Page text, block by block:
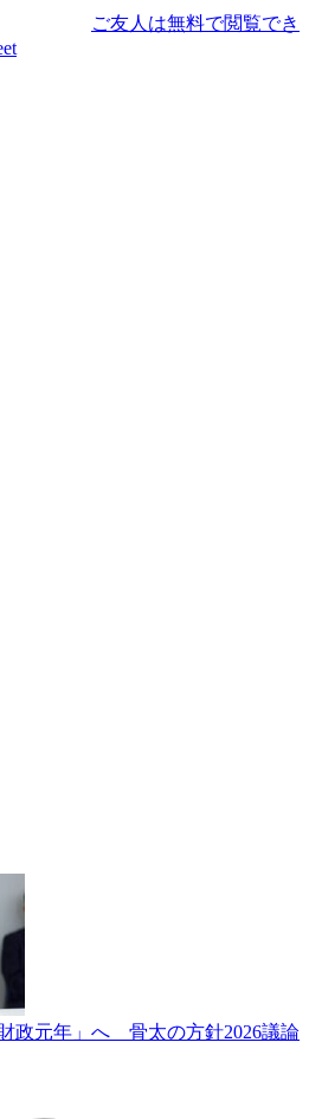
ご友人は無料で閲覧でき
政元年」へ 骨太の方針2026議論